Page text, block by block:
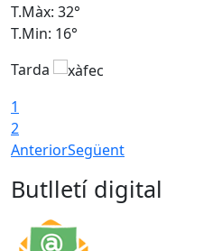
T.Màx: 32°
T.Min: 16°
Tarda
1
2
AnteriorSegüent
Butlletí digital